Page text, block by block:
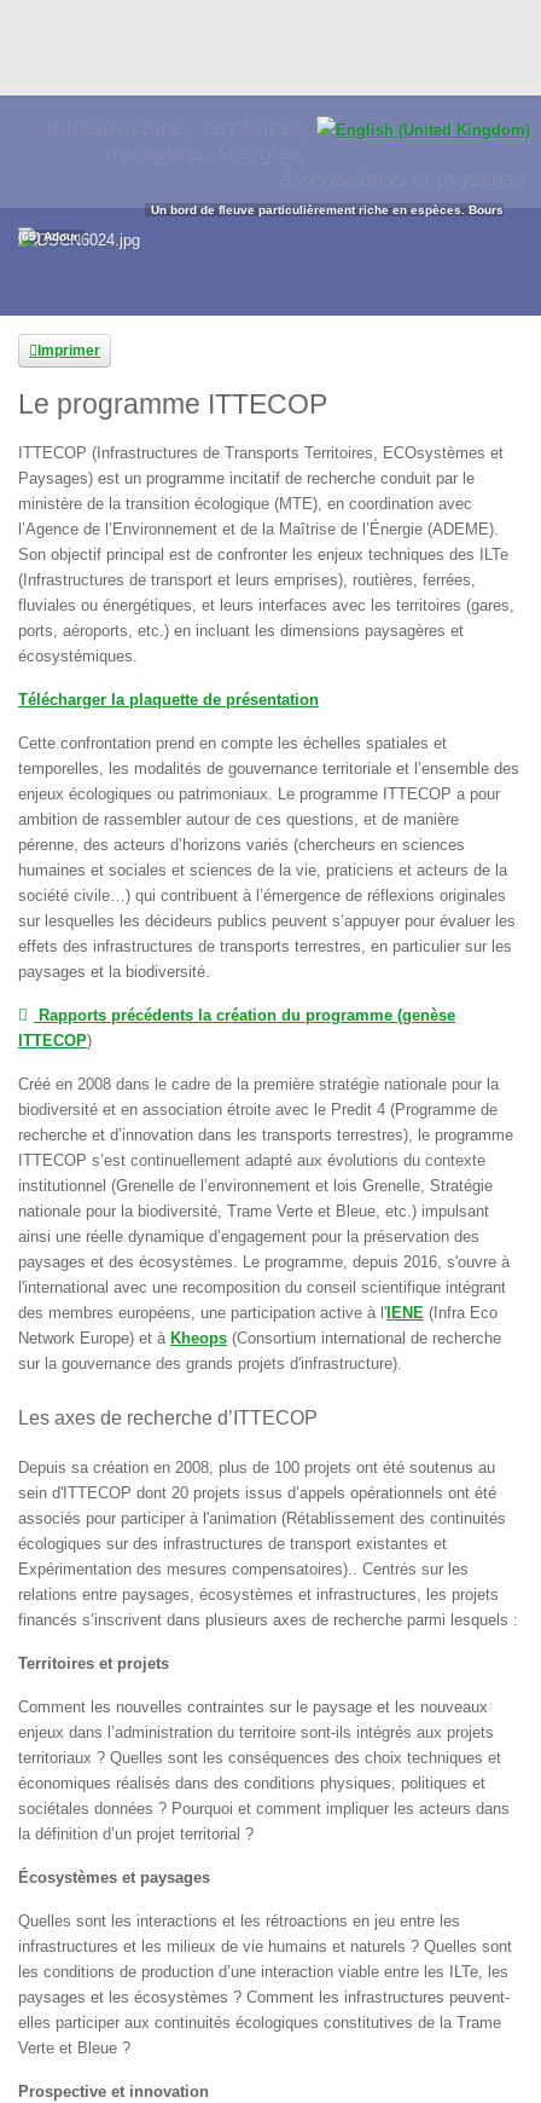
Un bord de fleuve particulièrement riche en espèces. Bours
(65) Adour
Imprimer
Le programme ITTECOP
ITTECOP (Infrastructures de Transports Territoires, ECOsystèmes et
Paysages) est un programme incitatif de recherche conduit par le
ministère de la transition écologique (MTE), en coordination avec
l’Agence de l’Environnement et de la Maîtrise de l’Énergie (ADEME).
Son objectif principal est de confronter les enjeux techniques des ILTe
(Infrastructures de transport et leurs emprises), routières, ferrées,
fluviales ou énergétiques, et leurs interfaces avec les territoires (gares,
ports, aéroports, etc.) en incluant les dimensions paysagères et
écosystémiques.
Télécharger la plaquette de présentation
Cette confrontation prend en compte les échelles spatiales et
temporelles, les modalités de gouvernance territoriale et l’ensemble des
enjeux écologiques ou patrimoniaux. Le programme ITTECOP a pour
ambition de rassembler autour de ces questions, et de manière
pérenne, des acteurs d’horizons variés (chercheurs en sciences
humaines et sociales et sciences de la vie, praticiens et acteurs de la
société civile…) qui contribuent à l’émergence de réflexions originales
sur lesquelles les décideurs publics peuvent s’appuyer pour évaluer les
effets des infrastructures de transports terrestres, en particulier sur les
paysages et la biodiversité.
folder
Rapports précédents la création du programme (genèse
ITTECOP)
Créé en 2008 dans le cadre de la première stratégie nationale pour la
biodiversité et en association étroite avec le Predit 4 (Programme de
recherche et d’innovation dans les transports terrestres), le programme
ITTECOP s’est continuellement adapté aux évolutions du contexte
institutionnel (Grenelle de l’environnement et lois Grenelle, Stratégie
nationale pour la biodiversité, Trame Verte et Bleue, etc.) impulsant
ainsi une réelle dynamique d’engagement pour la préservation des
paysages et des écosystèmes. Le programme, depuis 2016, s'ouvre à
l'international avec une recomposition du conseil scientifique intégrant
des membres européens, une participation active à l' IENE (Infra Eco
Network Europe) et à Kheops (Consortium international de recherche
sur la gouvernance des grands projets d'infrastructure).
Les axes de recherche d’ITTECOP
Depuis sa création en 2008, plus de 100 projets ont été soutenus au
sein d'ITTECOP dont 20 projets issus d’appels opérationnels ont été
associés pour participer à l'animation (Rétablissement des continuités
écologiques sur des infrastructures de transport existantes et
Expérimentation des mesures compensatoires).. Centrés sur les
relations entre paysages, écosystèmes et infrastructures, les projets
financés s’inscrivent dans plusieurs axes de recherche parmi lesquels :
Territoires et projets
Comment les nouvelles contraintes sur le paysage et les nouveaux
enjeux dans l’administration du territoire sont-ils intégrés aux projets
territoriaux ? Quelles sont les conséquences des choix techniques et
économiques réalisés dans des conditions physiques, politiques et
sociétales données ? Pourquoi et comment impliquer les acteurs dans
la définition d’un projet territorial ?
Écosystèmes et paysages
Quelles sont les interactions et les rétroactions en jeu entre les
infrastructures et les milieux de vie humains et naturels ? Quelles sont
les conditions de production d’une interaction viable entre les ILTe, les
paysages et les écosystèmes ? Comment les infrastructures peuvent-
elles participer aux continuités écologiques constitutives de la Trame
Verte et Bleue ?
Prospective et innovation